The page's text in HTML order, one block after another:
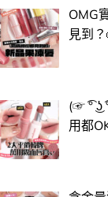
OMG
見到
(☞ ͡° ͜ʖ
用都